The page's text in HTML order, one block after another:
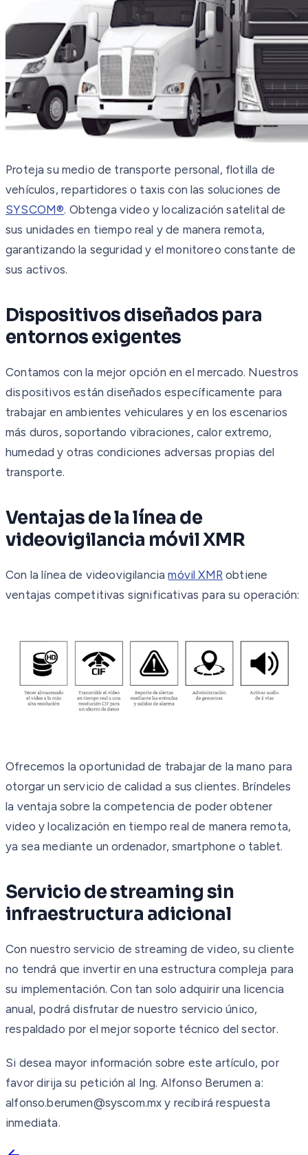
Proteja su medio de transporte personal, flotilla de
vehículos, repartidores o taxis con las soluciones de
SYSCOM®. Obtenga video y localización satelital de
sus unidades en tiempo real y de manera remota,
garantizando la seguridad y el monitoreo constante de
sus activos.
Dispositivos diseñados para
entornos exigentes
Contamos con la mejor opción en el mercado. Nuestros
dispositivos están diseñados específicamente para
trabajar en ambientes vehiculares y en los escenarios
más duros, soportando vibraciones, calor extremo,
humedad y otras condiciones adversas propias del
transporte.
Ventajas de la línea de
videovigilancia móvil XMR
Con la línea de videovigilanciamóvil XMR obtiene
ventajas competitivas significativas para su operación:
Ofrecemos la oportunidad de trabajar de la mano para
otorgar un servicio de calidad a sus clientes. Bríndeles
la ventaja sobre la competencia de poder obtener
video y localización en tiempo real de manera remota,
ya sea mediante un ordenador, smartphone o tablet.
Servicio de streaming sin
infraestructura adicional
Con nuestro servicio de streaming de video, su cliente
no tendrá que invertir en una estructura compleja para
su implementación. Con tan solo adquirir una licencia
anual, podrá disfrutar de nuestro servicio único,
respaldado por el mejor soporte técnico del sector.
Si desea mayor información sobre este artículo, por
favor dirija su petición al Ing. Alfonso Berumen a:
alfonso.berumen@syscom.mx y recibirá respuesta
inmediata.